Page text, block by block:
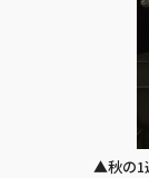
▲秋の1